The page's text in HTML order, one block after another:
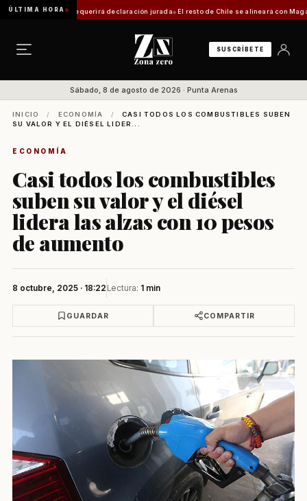
ÚLTIMA HORA
trámite requerirá declaración jurada El resto de Chile se alineará con
SUSCRÍBETE
Sábado, 8 de agosto de 2026 · Punta Arenas
INICIO / ECONOMÍA /
CASI TODOS LOS COMBUSTIBLES SUBEN
SU VALOR Y EL DIÉSEL LIDER...
ECONOMÍA
Casi todos los combustibles
suben su valor y el diésel
lidera las alzas con 10 pesos
de aumento
8 octubre, 2025 · 18:22 Lectura: 1 min
GUARDAR COMPARTIR